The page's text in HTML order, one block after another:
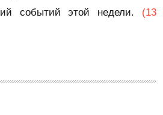
событий этой недели. (13